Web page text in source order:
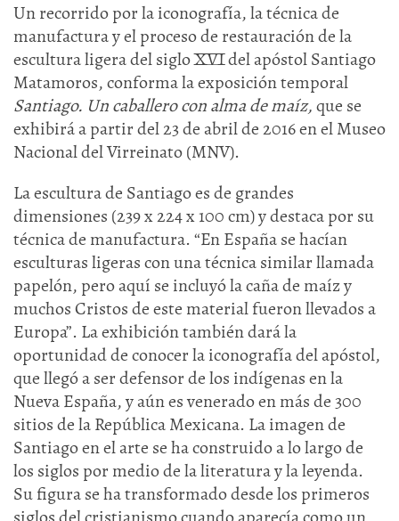
Un recorrido por la iconografía, la técnica de
manufactura y el proceso de restauración de la
escultura ligera del siglo XVI del apóstol Santiago
Matamoros, conforma la exposición temporal
Santiago. Un caballero con alma de maíz,que se
exhibirá a partir del 23 de abril de 2016 en el Museo
Nacional del Virreinato (MNV).
La escultura de Santiago es de grandes
dimensiones (239 x 224 x 100 cm) y destaca por su
técnica de manufactura. “En España se hacían
esculturas ligeras con una técnica similar llamada
papelón, pero aquí se incluyó la caña de maíz y
muchos Cristos de este material fueron llevados a
Europa”. La exhibición también dará la
oportunidad de conocer la iconografía del apóstol,
que llegó a ser defensor de los indígenas en la
Nueva España, y aún es venerado en más de 300
sitios de la República Mexicana. La imagen de
Santiago en el arte se ha construido a lo largo de
los siglos por medio de la literatura y la leyenda.
Su figura se ha transformado desde los primeros